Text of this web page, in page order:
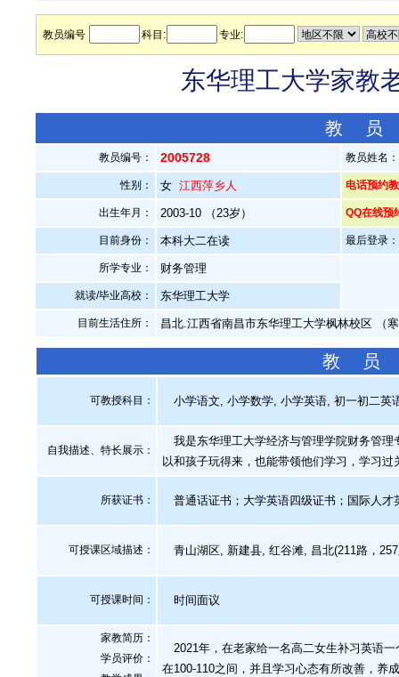
教员编号 科目: 专业:
东华理工大学家教
教
教员编号： 2005728 教员姓名
性别： 女江西萍乡人 电话预约
出生年月： 2003-10 （23岁） QQ在线预
目前身份： 本科大二在读 最后登录
所学专业： 财务管理
就读/毕业高校： 东华理工大学
目前生活住所： 昌北.江西省南昌市东华理工大学枫林校区 （
教 员
可教授科目： 小学语文, 小学数学, 小学英语, 初一初二英
自我描述、特长展示 ：
我是东华理工大学经济与管理学院财务管理
以和孩子玩得来，也能带领他们学习，学习
所获证书 ： 普通话证书；大学英语四级证书；国际人才
可授课区域描述： 青山湖区, 新建县, 红谷滩, 昌北(211路，
可授课时间： 时间面议
家教简历：
学员评价：
2021年，在老家给一名高二女生补习英语
在100-110之间，并且学习心态有所改善，养